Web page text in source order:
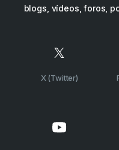
blogs, vídeos, foros,
X (Twitter)